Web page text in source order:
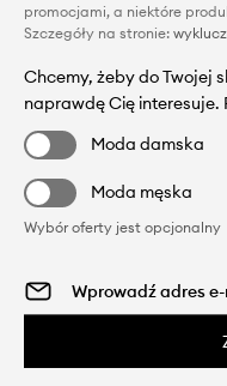
promocjami, a niektóre
Szczegóły na stronie:
Chcemy, żeby do Twojej
naprawdę Cię interesuje.
Moda damska
Moda męska
Wybór oferty jest opcjonalny